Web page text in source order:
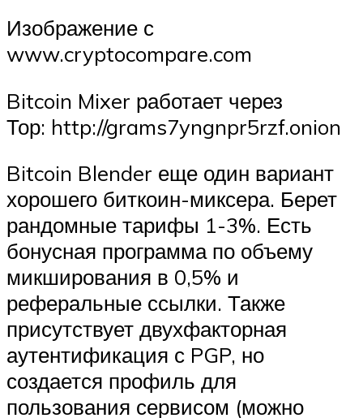
Изображение с
www.cryptocompare.com
Bitcoin Mixer работает через
Тор: http://grams7yngnpr5rzf.onion
Bitcoin Blender еще один вариант
хорошего биткоин-миксера. Берет
рандомные тарифы 1-3%. Есть
бонусная программа по объему
микширования в 0,5% и
реферальные ссылки. Также
присутствует двухфакторная
аутентификация с PGP, но
создается профиль для
пользования сервисом (можно